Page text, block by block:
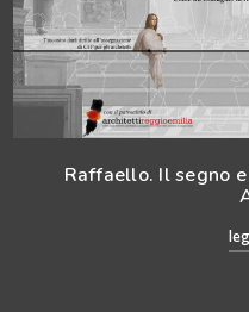
Raffaello. Il segno